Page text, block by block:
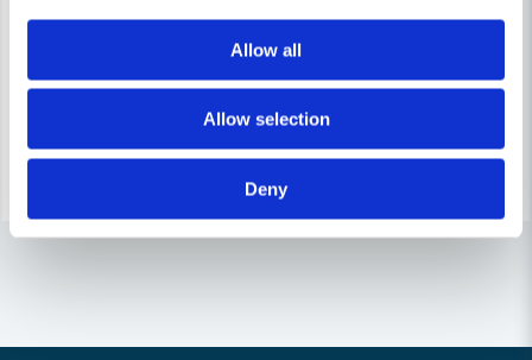
Allow all
Allow selection
Deny
221 kr
Köp
55 kr
3-7 arbetsdagar
Köp